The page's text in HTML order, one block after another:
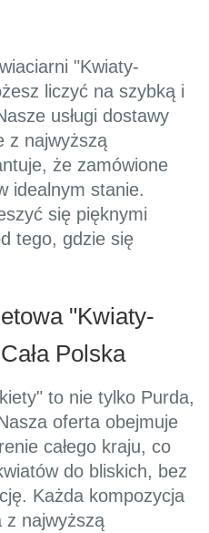
"Kwiaty-
liczyć na szybką i
usługi dostawy
z najwyższą
że zamówione
idealnym stanie.
się pięknymi
tego, gdzie się
"Kwiaty-
Polska
to nie tylko Purda,
oferta obejmuje
całego kraju, co
do bliskich, bez
Każda kompozycja
z najwyższą